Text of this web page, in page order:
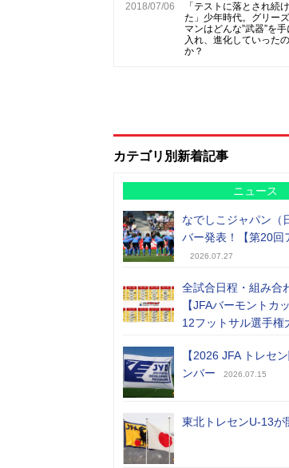
2018/07/06
「テストに落とされ続け
た」少年時代。グリーズ
マンはどんな”武器”を手
入れ、進化していったの
か？
カテゴリ別新着記事
ニュース
なでしこジャパン（
バー発表！【第20回
2026.07.27
全試合日程・組み合
【JFAバーモントカ
12フットサル選手権
【2026 JFA トレセ
ンバー
2026.07.15
東北トレセンU-13が